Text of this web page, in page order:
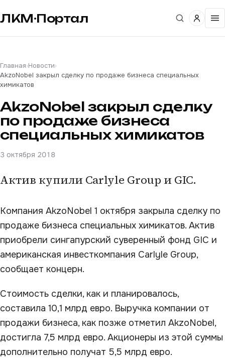
ЛКМ·Портал
Главная›Новости›
AkzoNobel закрыл сделку по продаже бизнеса специальных
химикатов
AkzoNobel закрыл сделку
по продаже бизнеса
специальных химикатов
3 октября 2018
Актив купили Carlyle Group и GIC.
Компания AkzoNobel 1 октября закрыла сделку по
продаже бизнеса специальных химикатов. Актив
приобрели сингапурский суверенный фонд GIC и
американская инвесткомпания Carlyle Group,
сообщает концерн.
Стоимость сделки, как и планировалось,
составила 10,1 млрд евро. Выручка компании от
продажи бизнеса, как позже отметил AkzoNobel,
достигла 7,5 млрд евро. Акционеры из этой суммы
дополнительно получат 5,5 млрд евро.